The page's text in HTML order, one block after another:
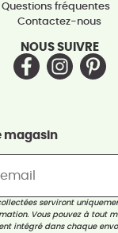
Questions fréquentes
Contactez-nous
NOUS SUIVRE
magasin
serviront
Vous pouvez à tout
intégré dans chaque